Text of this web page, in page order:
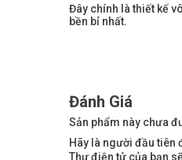
Đây chính là thiết kế
bền bỉ nhất.
Đánh Giá
Sản phẩm này chưa
Hãy là người đầu tiên
Thư điện tử của bạn